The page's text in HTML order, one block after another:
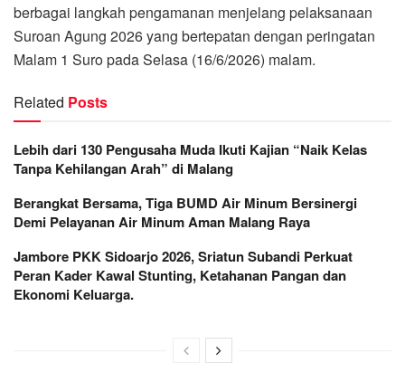
berbagai langkah pengamanan menjelang pelaksanaan
Suroan Agung 2026 yang bertepatan dengan peringatan
Malam 1 Suro pada Selasa (16/6/2026) malam.
Related Posts
Lebih dari 130 Pengusaha Muda Ikuti Kajian “Naik Kelas
Tanpa Kehilangan Arah” di Malang
Berangkat Bersama, Tiga BUMD Air Minum Bersinergi
Demi Pelayanan Air Minum Aman Malang Raya
Jambore PKK Sidoarjo 2026, Sriatun Subandi Perkuat
Peran Kader Kawal Stunting, Ketahanan Pangan dan
Ekonomi Keluarga.